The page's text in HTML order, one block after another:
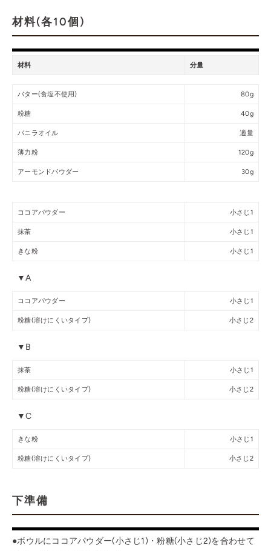
材料(各10個)
材料 分量
バター(食塩不使用) 80g
粉糖 40g
バニラオイル 適量
薄力粉 120g
アーモンドパウダー 30g
ココアパウダー 小さじ1
抹茶 小さじ1
きな粉 小さじ1
▼A
ココアパウダー 小さじ1
粉糖(溶けにくいタイプ) 小さじ2
▼B
抹茶 小さじ1
粉糖(溶けにくいタイプ) 小さじ2
▼C
きな粉 小さじ1
粉糖(溶けにくいタイプ) 小さじ2
下準備
●ボウルにココアパウダー(小さじ1)・粉糖(小さじ2)を合わせて